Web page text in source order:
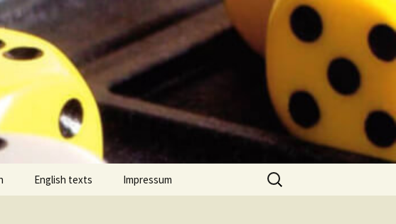
English texts Impressum
Suchen
nach: